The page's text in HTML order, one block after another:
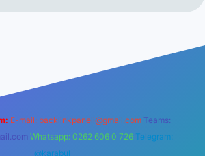
E-mail: backlinkpaneli@gmail.com Teams:
Whatsapp: 0262 606 0 726 Telegram:
@karabul